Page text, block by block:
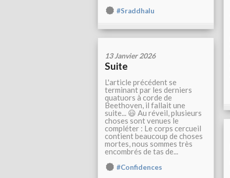
#Sraddhalu
13 Janvier 2026
Suite
L'article précédent se
terminant par les derniers
quatuors à corde de
Beethoven, il fallait une
suite... 😃 Au réveil, plusieurs
choses sont venues le
compléter : Le corps cercueil
contient beaucoup de choses
mortes, nous sommes très
encombrés de tas de...
#Confidences